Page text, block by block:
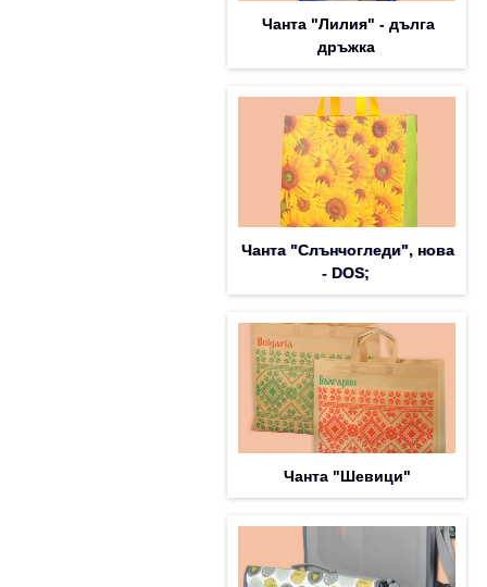
Чанта "Лилия" - дълга
дръжка
Чанта "Слънчогледи", нова
- DOS;
Чанта "Шевици"